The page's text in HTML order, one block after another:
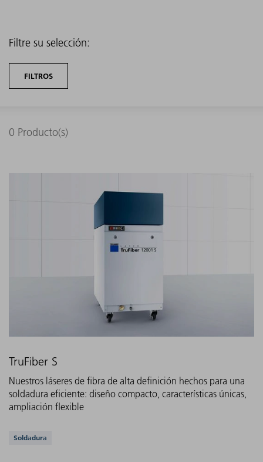
Filtre su selección:
FILTROS
0 Producto(s)
TruFiber S
Nuestros láseres de fibra de alta definición hechos para una
soldadura eficiente: diseño compacto, características únicas,
ampliación flexible
Aplicaciones compatibles
Soldadura